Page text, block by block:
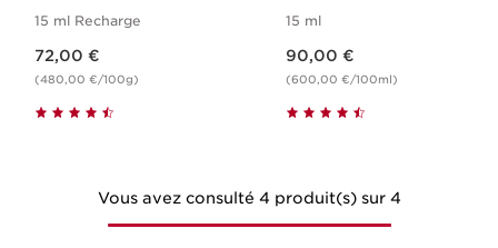
15 ml Recharge
72,00 €
(480,00 €/100g)
15 ml
90,00 €
(600,00 €/100ml)
Vous avez consulté 4 produit(s) sur 4